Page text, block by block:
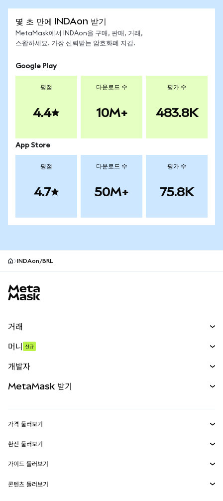
몇 초 만에 INDAon 받기
MetaMask에서 INDAon을 구매, 판매, 거래,
스왑하세요. 가장 신뢰받는 암호화폐 지갑.
Google Play
평점
4.4
다운로드 수
10M+
평가 수
483.8K
App Store
평점
4.7
다운로드 수
50M+
평가 수
75.8K
INDAon/BRL
거래
무기한 선물
실물자산
머니 신규
개발자
MetaMask Connect
Snaps
웹3 서비스
MetaMask 받기
보안
고객 지원
가격 둘러보기
이더리움 가격
솔라나 가격
환전 둘러보기
ETH를 USD로 환전
USDT를 INR로 환전
가이드 둘러보기
ETH 매수
콘텐츠 둘러보기